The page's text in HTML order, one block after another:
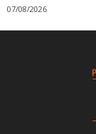
07/08/2026